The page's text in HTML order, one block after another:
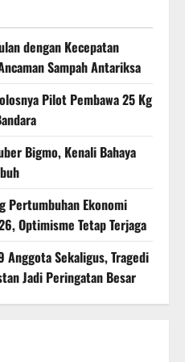
dengan Kecepatan
Sampah Antariksa
Pilot Pembawa 25 Kg
Bigmo, Kenali Bahaya
Pertumbuhan Ekonomi
Optimisme Tetap Terjaga
Anggota Sekaligus, Tragedi
Jadi Peringatan Besar